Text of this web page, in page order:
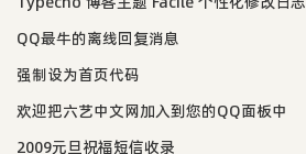
QQ最牛的离线回复消息
强制设为首页代码
欢迎把六艺中文网加入到您的QQ面板中
2009元旦祝福短信收录